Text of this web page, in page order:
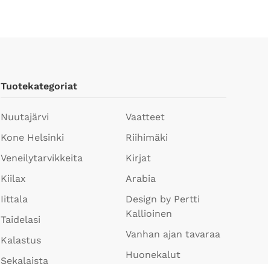
Tuotekategoriat
Nuutajärvi
Kone Helsinki
Veneilytarvikkeita
Kiilax
Iittala
Taidelasi
Kalastus
Sekalaista
Vaatteet
Riihimäki
Kirjat
Arabia
Design by Pertti
Kallioinen
Vanhan ajan tavaraa
Huonekalut